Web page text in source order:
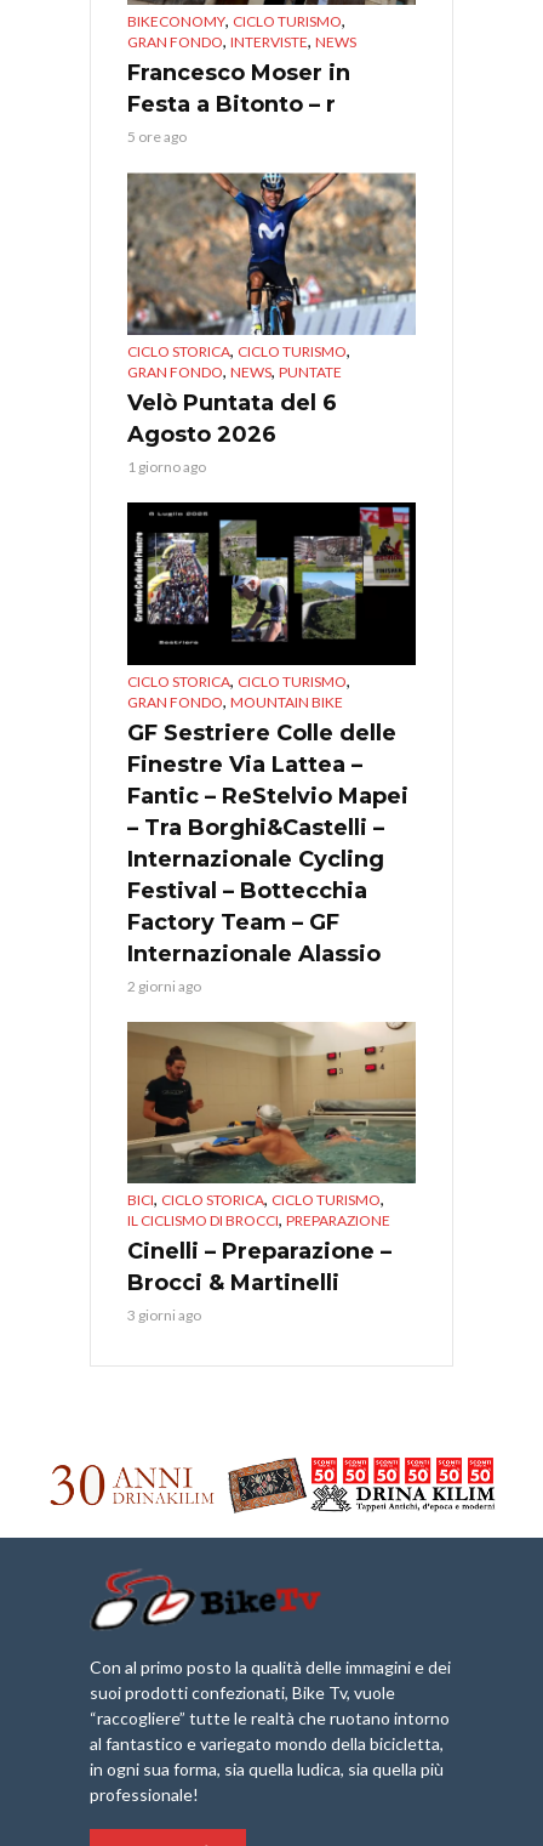
BIKECONOMY, CICLO TURISMO,
GRAN FONDO, INTERVISTE, NEWS
Francesco Moser in
Festa a Bitonto – r
5 ore ago
CICLO STORICA, CICLO TURISMO,
GRAN FONDO, NEWS, PUNTATE
Velò Puntata del 6
Agosto 2026
1 giorno ago
CICLO STORICA, CICLO TURISMO,
GRAN FONDO, MOUNTAIN BIKE
GF Sestriere Colle delle
Finestre Via Lattea –
Fantic – ReStelvio Mapei
– Tra Borghi&Castelli –
Internazionale Cycling
Festival – Bottecchia
Factory Team – GF
Internazionale Alassio
2 giorni ago
BICI, CICLO STORICA, CICLO TURISMO,
IL CICLISMO DI BROCCI, PREPARAZIONE
Cinelli – Preparazione –
Brocci & Martinelli
3 giorni ago
Con al primo posto la qualità delle immagini e dei
suoi prodotti confezionati, Bike Tv, vuole
“raccogliere” tutte le realtà che ruotano intorno
al fantastico e variegato mondo della bicicletta,
in ogni sua forma, sia quella ludica, sia quella più
professionale!